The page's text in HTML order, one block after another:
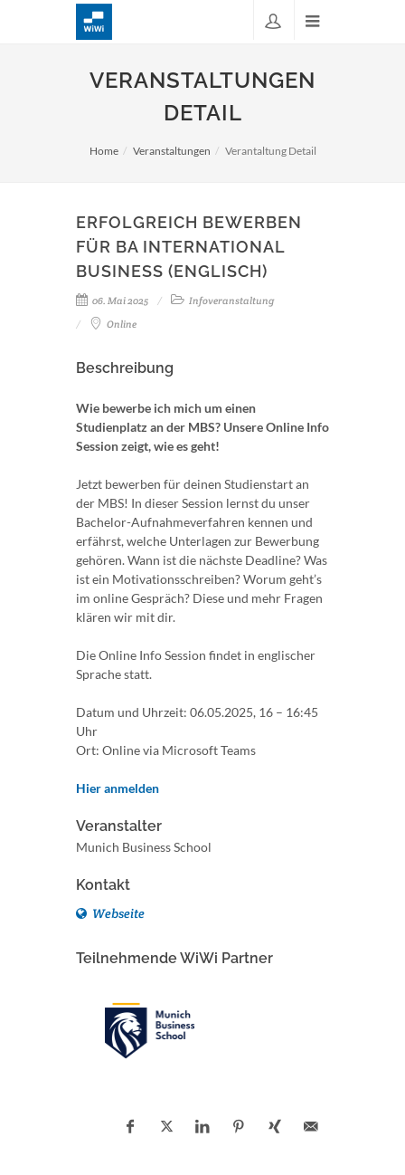
VERANSTALTUNGEN
DETAIL
Home Veranstaltungen Verantaltung Detail
ERFOLGREICH BEWERBEN
FÜR BA INTERNATIONAL
BUSINESS (ENGLISCH)
06. Mai 2025
Infoveranstaltung
Online
Beschreibung
Wie bewerbe ich mich um einen
Studienplatz an der MBS? Unsere Online Info
Session zeigt, wie es geht!
Jetzt bewerben für deinen Studienstart an
der MBS! In dieser Session lernst du unser
Bachelor-Aufnahmeverfahren kennen und
erfährst, welche Unterlagen zur Bewerbung
gehören. Wann ist die nächste Deadline? Was
ist ein Motivationsschreiben? Worum geht’s
im online Gespräch? Diese und mehr Fragen
klären wir mit dir.
Die Online Info Session findet in englischer
Sprache statt.
Datum und Uhrzeit: 06.05.2025, 16 – 16:45
Uhr
Ort: Online via Microsoft Teams
Hier anmelden
Veranstalter
Munich Business School
Kontakt
Webseite
Teilnehmende WiWi Partner